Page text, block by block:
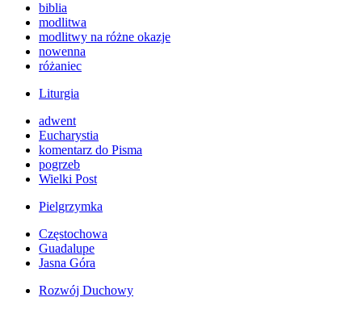
biblia
modlitwa
modlitwy na różne okazje
nowenna
różaniec
Liturgia
adwent
Eucharystia
komentarz do Pisma
pogrzeb
Wielki Post
Pielgrzymka
Częstochowa
Guadalupe
Jasna Góra
Rozwój Duchowy